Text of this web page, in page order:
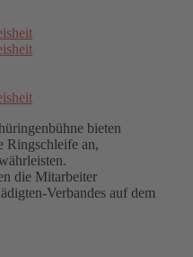
bieten
Ringschleife an,
die Mitarbeiter
Verbandes auf dem